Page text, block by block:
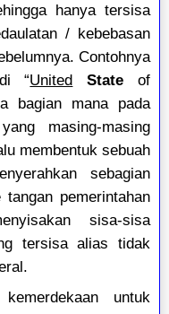
hanya tersisa
/ kebebasan
Contohnya
“United State of
bagian mana pada
masing-masing
membentuk sebuah
sebagian
pemerintahan
sisa-sisa
tersisa alias tidak
untuk